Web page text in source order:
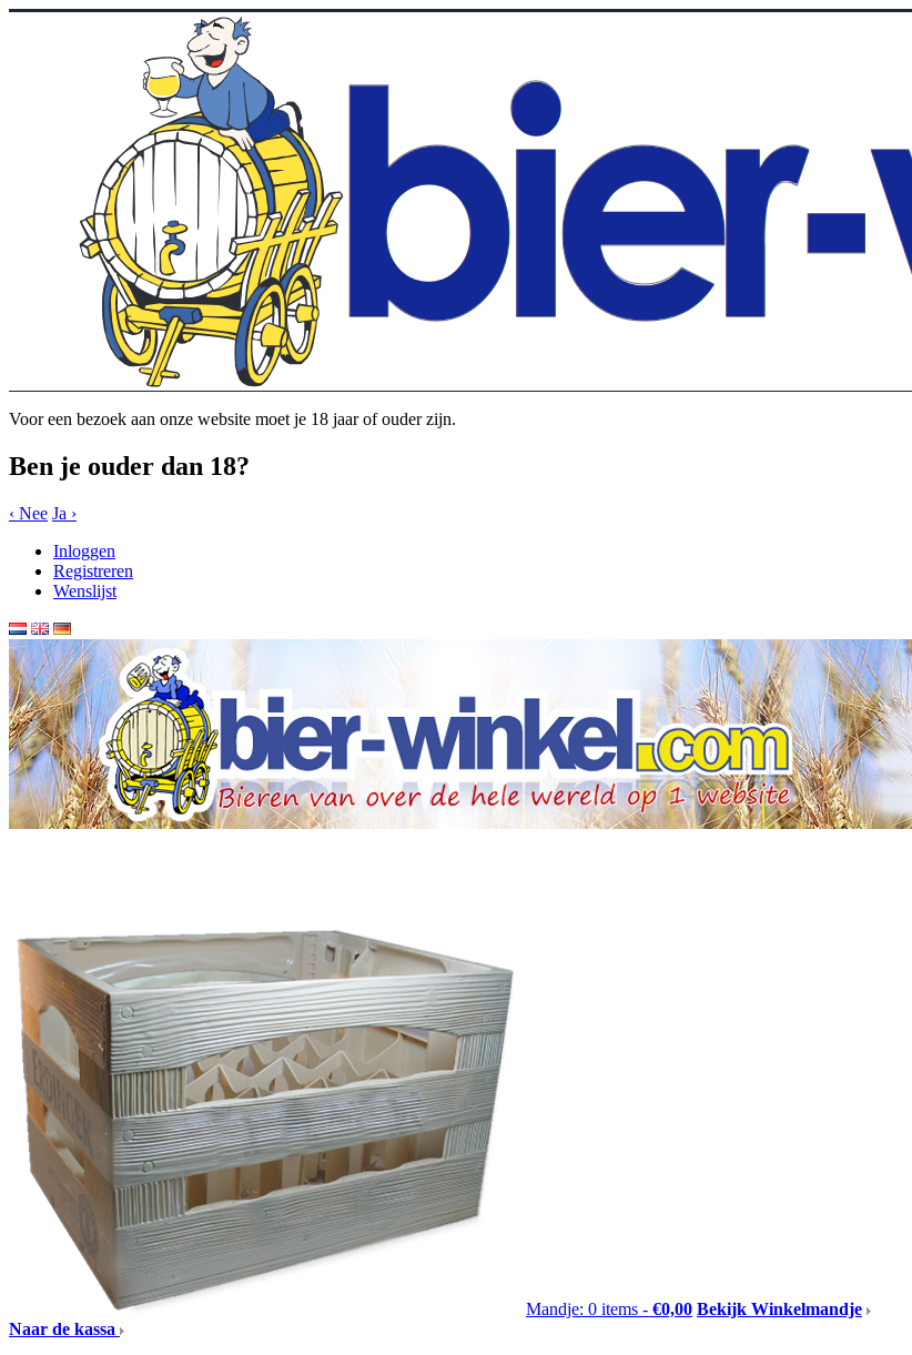
Voor een bezoek aan onze website moet je 18 jaar of ouder zijn.
Ben je ouder dan 18?
‹ Nee Ja ›
Inloggen
Registreren
Wenslijst
Mandje: 0 items - €0,00 Bekijk Winkelmandje
Naar de kassa